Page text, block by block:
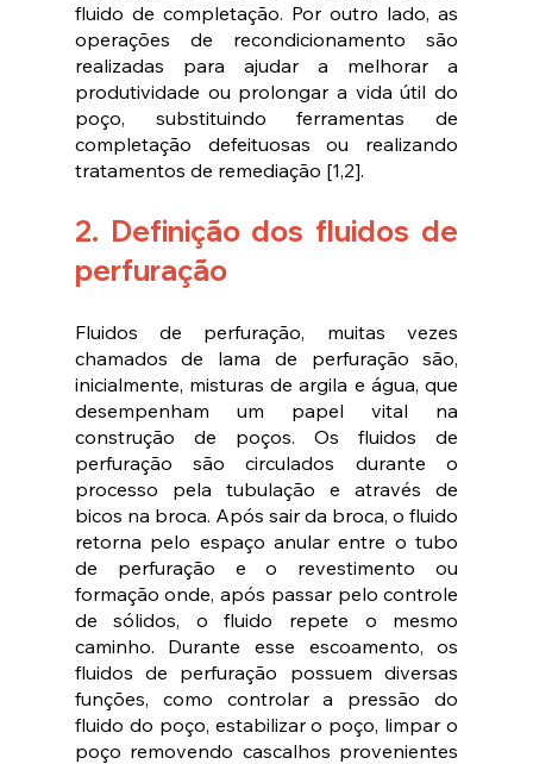
fluido de completação. Por outro lado, as
operações de recondicionamento são
realizadas para ajudar a melhorar a
produtividade ou prolongar a vida útil do
poço, substituindo ferramentas de
completação defeituosas ou realizando
tratamentos de remediação [1,2].
2. Definição dos fluidos de
perfuração
Fluidos de perfuração, muitas vezes
chamados de lama de perfuração são,
inicialmente, misturas de argila e água, que
desempenham um papel vital na
construção de poços. Os fluidos de
perfuração são circulados durante o
processo pela tubulação e através de
bicos na broca. Após sair da broca, o fluido
retorna pelo espaço anular entre o tubo
de perfuração e o revestimento ou
formação onde, após passar pelo controle
de sólidos, o fluido repete o mesmo
caminho. Durante esse escoamento, os
fluidos de perfuração possuem diversas
funções, como controlar a pressão do
fluido do poço, estabilizar o poço, limpar o
poço removendo cascalhos provenientes